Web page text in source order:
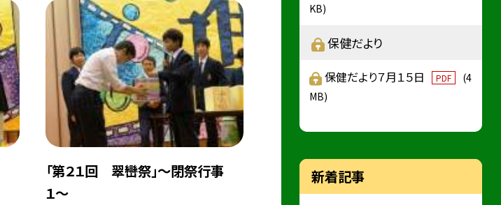
「第２１回 翠巒祭」〜閉祭行事
１〜
KB)
保健だより
保健だより７月１５日 PDF
(4
MB)
新着記事